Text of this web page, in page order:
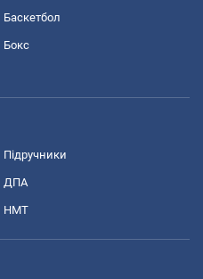
Баскетбол
Бокс
Підручники
ДПА
НМТ